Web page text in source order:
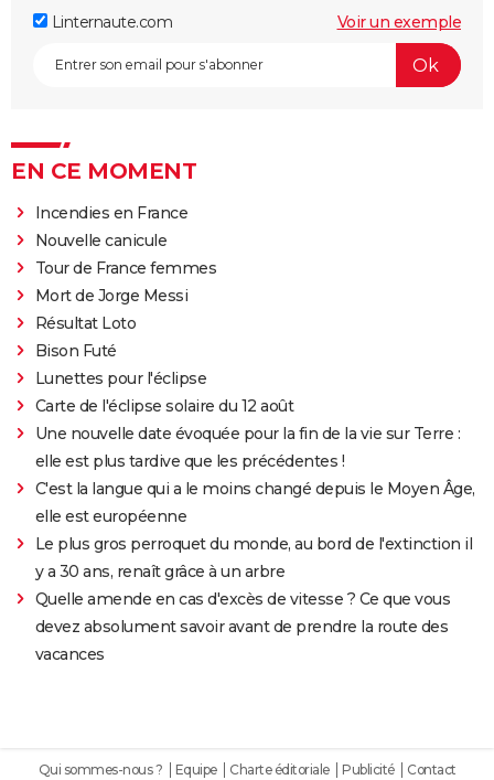
Linternaute.com Voir un exemple
EN CE MOMENT
Incendies en France
Nouvelle canicule
Tour de France femmes
Mort de Jorge Messi
Résultat Loto
Bison Futé
Lunettes pour l'éclipse
Carte de l'éclipse solaire du 12 août
Une nouvelle date évoquée pour la fin de la vie sur Terre :
elle est plus tardive que les précédentes !
C'est la langue qui a le moins changé depuis le Moyen Âge,
elle est européenne
Le plus gros perroquet du monde, au bord de l'extinction il
y a 30 ans, renaît grâce à un arbre
Quelle amende en cas d'excès de vitesse ? Ce que vous
devez absolument savoir avant de prendre la route des
vacances
Qui sommes-nous ? Equipe Charte éditoriale Publicité Contact